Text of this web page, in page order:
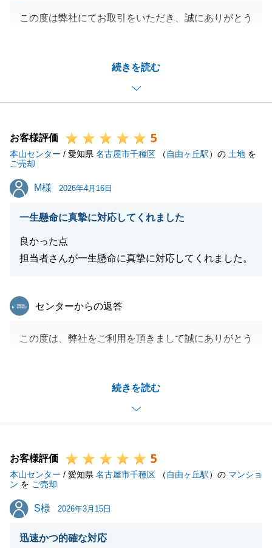
続きを読む
この度は弊社にてお取引をいただき、誠にありがとう
したので、早期ご売却につながりましたこと、
私自身もとても嬉しく思っております。
販売中につきましても、細かく打ち合わせいただけま
今回の取引において、K様には励みになるお言葉を数
多くいただけました。
今後の営業人生の糧とさせていただきます。
今後とも、お困り事がございましたら何なりとご連絡
末永くご愛顧を賜りますよう、お願い申し上げます。
お客様評価 5
本山センター / 愛知県 名古屋市千種区 （ 自由ヶ丘駅）の 土地 を
ご売却
M様
M様 2026年4月16日
一生懸命に真摯に対応してくれました
良かった点
担当者さんが一生懸命に真摯に対応してくれました。
続きを読む
東急リバブル
センターからの返答
この度は、弊社をご利用を頂きまして誠にありがとう
の中で、ご満足頂けるようなお取引が出来たことを、
私自身も大変うれしく思っております。
この度はご売却のご相談でございましたが、そのほか
っております。
今後とも末永くお付き合いできればと思っております
ので、何卒よろしくお願いします。
お客様評価 5
本山センター / 愛知県 名古屋市千種区 （ 自由ヶ丘駅）の マンショ
ン を ご売却
S様
S様 2026年3月15日
迅速かつ的確な対応